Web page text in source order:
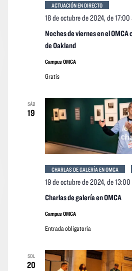
Noches de viernes en el
de Oakland
18 de octubre de 2024, de 17:00
ACTUACIÓN EN DIRECTO
Campus OMCA
Gratis
SÁB
19
Charlas de galería en OMCA
19 de octubre de 2024, de 13:00
CHARLAS DE GALERÍA EN OMCA
Campus OMCA
Entrada obligatoria
SOL
20